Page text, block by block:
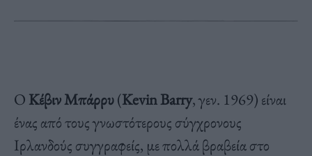
Ο Κέβιν Μπάρρυ(Kevin Barry, γεν. 1969) είναι
ένας από τους γνωστότερους σύγχρονους
Ιρλανδούς συγγραφείς, με πολλά βραβεία στο